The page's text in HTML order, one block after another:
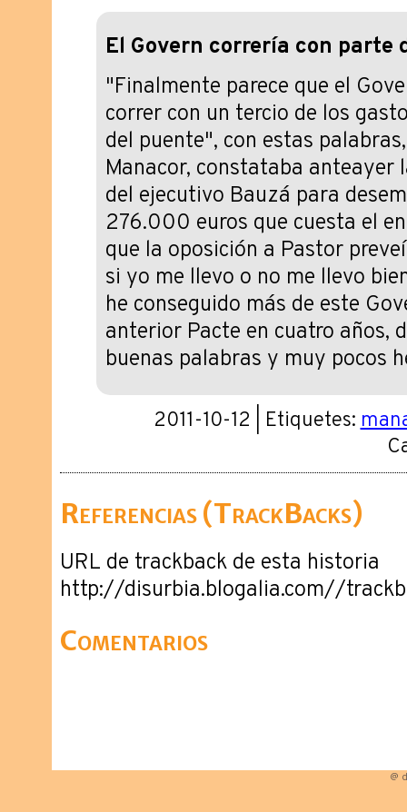
El Govern correría con parte
"Finalmente parece que el
correr con un tercio de los
del puente", con estas
Manacor, constataba anteayer
del ejecutivo Bauzá para
276.000 euros que cuesta el
que la oposición a Pastor
si yo me llevo o no me llevo
he conseguido más de este
anterior Pacte en cuatro años,
buenas palabras y muy pocos
2011-10-12 | Etiquetes:
Referencias (TrackBacks)
URL de trackback de esta historia
http://disurbia.blogalia.com//
Comentarios
@